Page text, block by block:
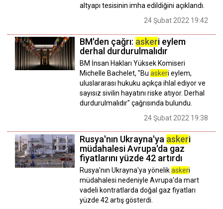
altyapı tesisinin imha edildiğini açıklandı.
24 Şubat 2022 19:42
BM'den çağrı: askeri eylem
derhal durdurulmalıdır
BM İnsan Hakları Yüksek Komiseri
Michelle Bachelet, "Bu askeri eylem,
uluslararası hukuku açıkça ihlal ediyor ve
sayısız sivilin hayatını riske atıyor. Derhal
durdurulmalıdır" çağrısında bulundu.
24 Şubat 2022 19:38
Rusya'nın Ukrayna'ya askeri
müdahalesi Avrupa'da gaz
fiyatlarını yüzde 42 artırdı
Rusya'nın Ukrayna'ya yönelikaskeri
müdahalesi nedeniyle Avrupa'da mart
vadeli kontratlarda doğal gaz fiyatları
yüzde 42 artış gösterdi.